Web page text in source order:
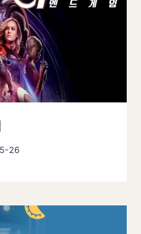
26